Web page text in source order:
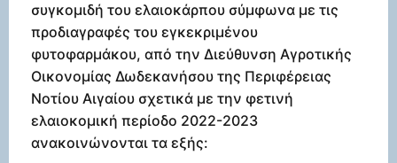
συγκομιδή του ελαιοκάρπου σύμφωνα με τις
προδιαγραφές του εγκεκριμένου
φυτοφαρμάκου, από την Διεύθυνση Αγροτικής
Οικονομίας Δωδεκανήσου της Περιφέρειας
Νοτίου Αιγαίου σχετικά με την φετινή
ελαιοκομική περίοδο 2022-2023
ανακοινώνονται τα εξής: